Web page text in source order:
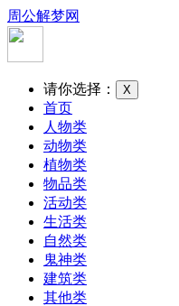
周公解梦网
请你选择： X
首页
人物类
动物类
植物类
物品类
活动类
生活类
自然类
鬼神类
建筑类
其他类